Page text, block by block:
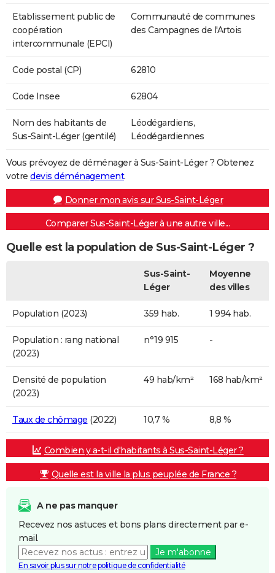
Etablissement public de
coopération
intercommunale (EPCI)
Communauté de communes
des Campagnes de l'Artois
Code postal (CP) 62810
Code Insee 62804
Nom des habitants de
Sus-Saint-Léger (gentilé)
Léodégardiens,
Léodégardiennes
Vous prévoyez de déménager à Sus-Saint-Léger ? Obtenez
votre devis déménagement.
Donner mon avis sur Sus-Saint-Léger
Comparer Sus-Saint-Léger à une autre ville...
Quelle est la population de Sus-Saint-Léger ?
Sus-Saint-
Léger
Moyenne
des villes
Population (2023) 359 hab. 1 994 hab.
Population : rang national
(2023)
n°19 915 -
Densité de population
(2023)
49 hab/km² 168 hab/km²
Taux de chômage (2022) 10,7 % 8,8 %
Combien y a-t-il d'habitants à Sus-Saint-Léger ?
Quelle est la ville la plus peuplée de France ?
A ne pas manquer
Recevez nos astuces et bons plans directement par e-
mail.
Je m'abonne
En savoir plus sur notre politique de confidentialité